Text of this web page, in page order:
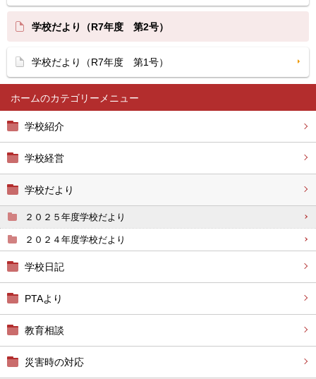
ホーム
学校紹介
学校経営
学校だより
２０２５年度学校だより
２０２４年度学校だより
学校日記
PTAより
教育相談
災害時の対応
学校だより（R7年度 第2号）
学校だより（R7年度 第1号）